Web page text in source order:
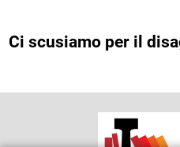
Ci scusiamo per il